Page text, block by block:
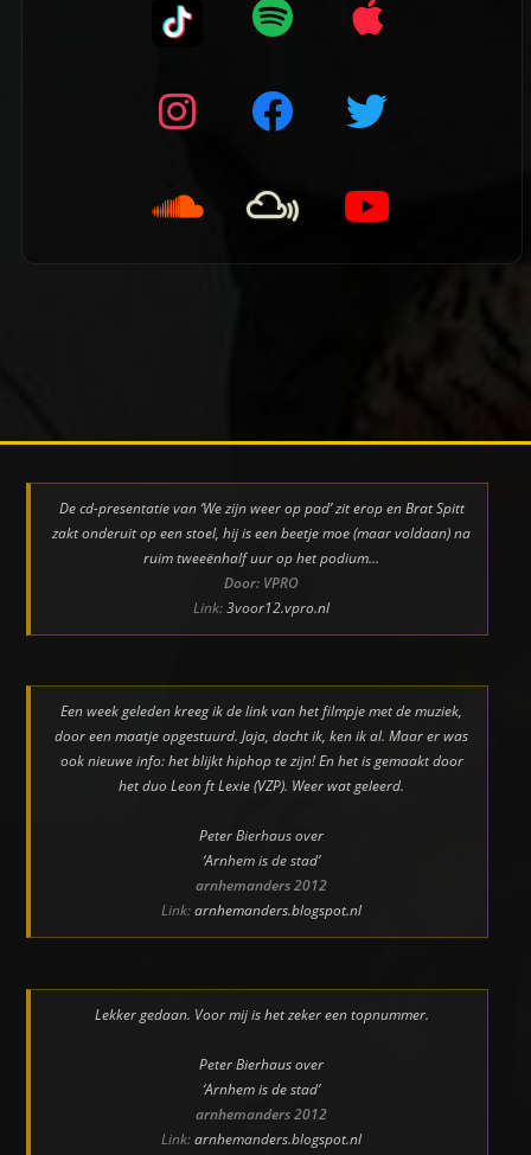
De cd-presentatie van ‘We zijn weer op pad’ zit erop en Brat Spitt
zakt onderuit op een stoel, hij is een beetje moe (maar voldaan) na
ruim tweeënhalf uur op het podium…
Door: VPRO
Link:3voor12.vpro.nl
Een week geleden kreeg ik de link van het filmpje met de muziek,
door een maatje opgestuurd. Jaja, dacht ik, ken ik al. Maar er was
ook nieuwe info: het blijkt hiphop te zijn! En het is gemaakt door
het duo Leon ft Lexie (VZP). Weer wat geleerd.
Peter Bierhaus over
‘Arnhem is de stad’
arnhemanders 2012
Link:arnhemanders.blogspot.nl
Lekker gedaan. Voor mij is het zeker een topnummer.
Peter Bierhaus over
‘Arnhem is de stad’
arnhemanders 2012
Link:arnhemanders.blogspot.nl